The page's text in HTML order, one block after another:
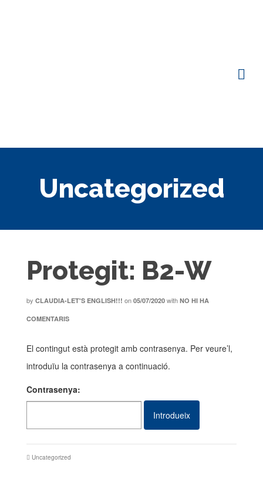
Uncategorized
Protegit: B2-W
by CLAUDIA-LET'S ENGLISH!!! on 05/07/2020 with NO HI HA
COMENTARIS
El contingut està protegit amb contrasenya. Per veure’l,
introduïu la contrasenya a continuació.
Contrasenya:
Uncategorized